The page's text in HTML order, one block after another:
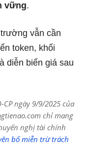
vững.
vẫn cần
token, khối
diễn biến giá sau
ngày 9/9/2025 của
chỉ mang
nghị tài chính
bố miễn trừ trách